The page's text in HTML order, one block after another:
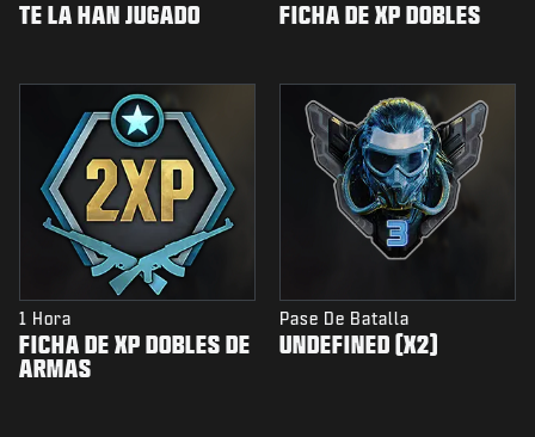
TE LA HAN JUGADO FICHA DE XP DOBLES
1 Hora
FICHA DE XP DOBLES DE
ARMAS
Pase De Batalla
UNDEFINED (X2)